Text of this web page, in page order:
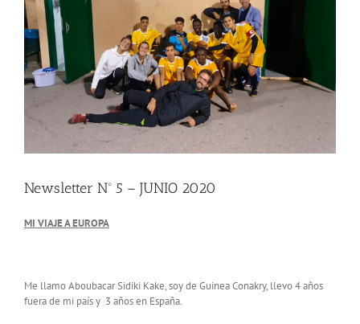
Newsletter Nº 5 – JUNIO 2020
MI VIAJE A EUROPA
Me llamo Aboubacar Sidiki Kake, soy de Guinea Conakry, llevo 4 años
fuera de mi país y 3 años en España.